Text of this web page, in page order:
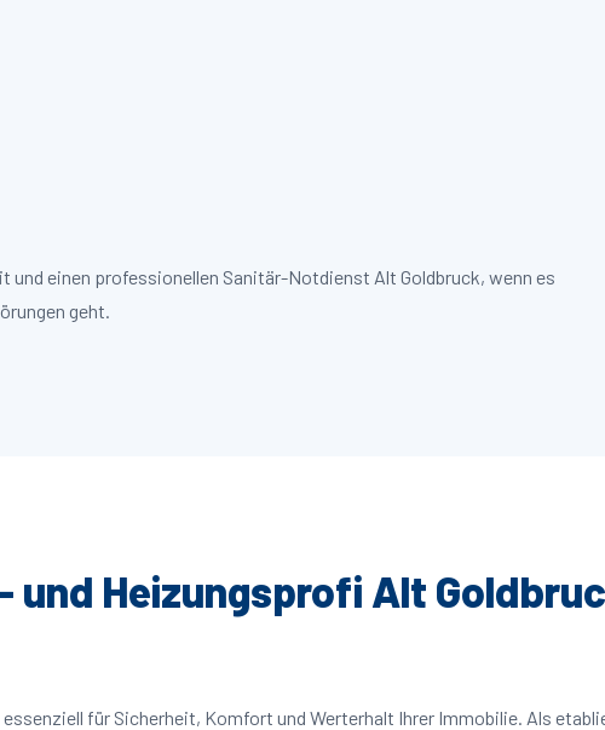
und einen professionellen Sanitär-Notdienst Alt Goldbruck, wenn es
geht.
und Heizungsprofi Alt
für Sicherheit, Komfort und Werterhalt Ihrer Immobilie. Als